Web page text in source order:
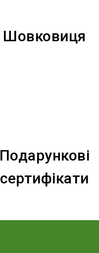
Шовковиця
Подарункові
сертифікати